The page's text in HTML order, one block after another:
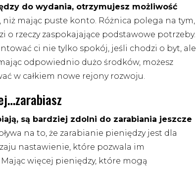
do wydania, otrzymujesz możliwość
, niż mając puste konto. Różnica polega na tym,
o rzeczy zaspokajające podstawowe potrzeby.
ci nie tylko spokój, jeśli chodzi o byt, ale
odpowiednio dużo środków, możesz
w całkiem nowe rejony rozwoju.
są bardziej zdolni do zarabiania jeszcze
na to, że zarabianie pieniędzy jest dla
nastawienie, które pozwala im
więcej pieniędzy, które mogą